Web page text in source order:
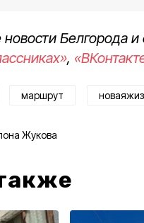
Белгорода
,
маршрут
Жукова